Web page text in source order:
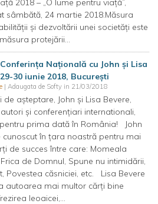
2018 – „O lume pentru viață”,
sâmbătă, 24 martie 2018.Măsura
și dezvoltării unei societăți este
protejării...
Națională cu John și Lisa
30 iunie 2018, București
| Adaugata de Softy in 21/03/2018
de așteptare, John și Lisa Bevere,
și conferențiari internationali,
prima dată în România! John
cunoscut în țara noastră pentru mai
de succes între care: Momeala
de Domnul, Spune nu intimidării,
Povestea căsniciei, etc. Lisa Bevere
autoarea mai multor cărţi bine
leoaicei,...